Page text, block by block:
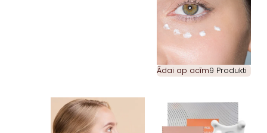
Ādai ap acīm9 Produkti